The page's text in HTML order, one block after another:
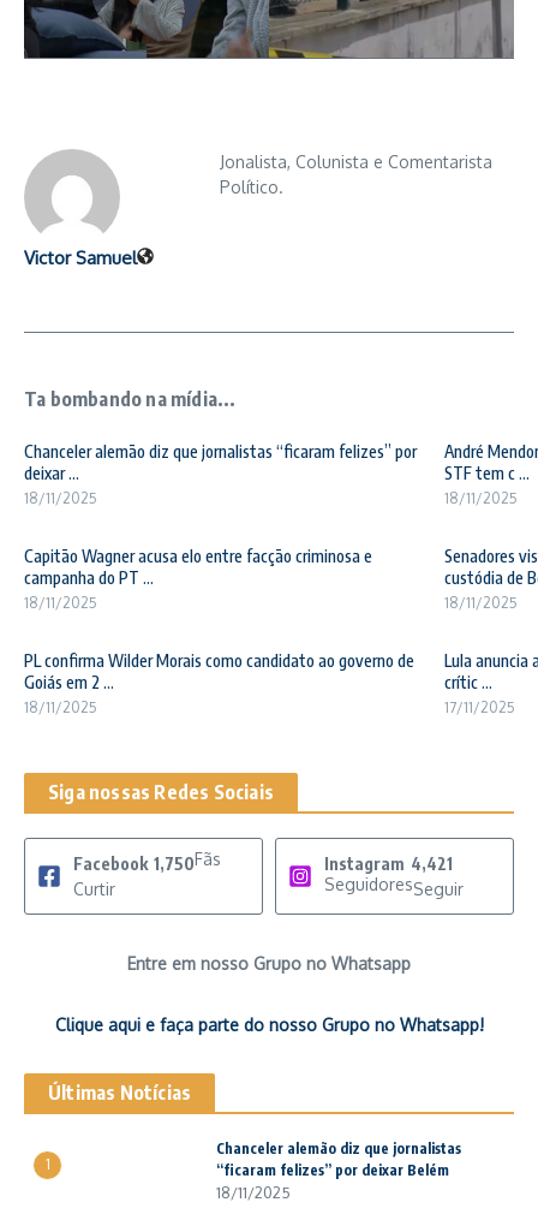
Victor Samuel
Jonalista, Colunista e Comentarista
Político.
Ta bombando na mídia...
Chanceler alemão diz que jornalistas “ficaram felizes” por
deixar ...
18/11/2025
André
STF tem c ...
18/11/2025
Capitão Wagner acusa elo entre facção criminosa e
campanha do PT ...
18/11/2025
Senadores
custódia de
18/11/2025
PL confirma Wilder Morais como candidato ao governo de
Goiás em 2 ...
18/11/2025
Lula anuncia
crític ...
17/11/2025
Siga nossas Redes Sociais
Facebook 1,750Fãs
Curtir
Instagram 4,421
SeguidoresSeguir
Entre em nosso Grupo no Whatsapp
Clique aqui e faça parte do nosso Grupo no Whatsapp!
Últimas Notícias
1
Chanceler alemão diz que jornalistas
“ficaram felizes” por deixar Belém
18/11/2025